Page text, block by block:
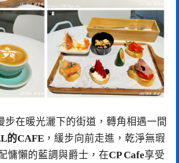
步在暖光灑下的街道，轉角相遇一間
的CAFE，緩步向前走進，乾淨無瑕
慵懶的藍調與爵士，在CP Cafe享受